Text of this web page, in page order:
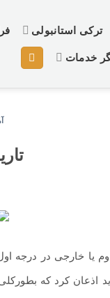
ترکی استانبولی
خدمات
یا خارجی در درجه
اذعان کرد که